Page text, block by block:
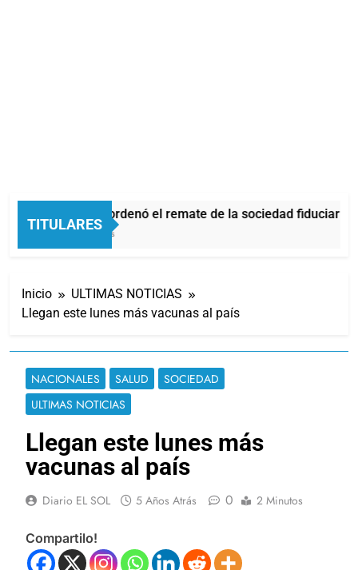
TITULARES
La Justicia ordenó el remate de la sociedad fiduciaria
37 Minutos Atrás
Inicio
ULTIMAS NOTICIAS
Llegan este lunes más vacunas al país
NACIONALES SALUD
SOCIEDAD
ULTIMAS NOTICIAS
Llegan este lunes más
vacunas al país
Diario EL SOL 5 Años Atrás 0 2 Minutos
Compartilo!